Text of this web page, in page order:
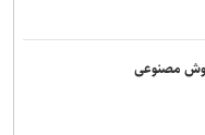
بیانیه مشترک در مرحله
با محوریت تحولات
مصنوعی